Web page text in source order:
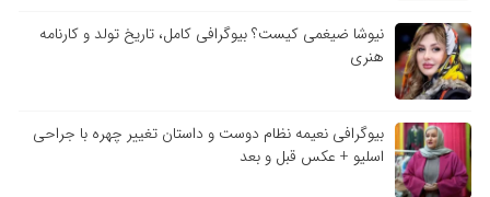
نیوشا ضیغمی کیست؟ بیوگرافی کامل، تاریخ تولد و کارنامه
هنری
بیوگرافی نعیمه نظام دوست و داستان تغییر چهره با جراحی
اسلیو + عکس قبل و بعد